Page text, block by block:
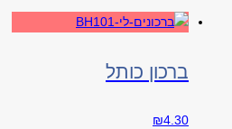
ברכון כותל
₪4.30